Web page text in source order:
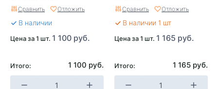
Сравнить Отложить
В наличии
Цена за 1 шт. 1 100 руб.
Итого: 1 100 руб.
Сравнить Отложить
В наличии 1 шт
Цена за 1 шт. 1 165 руб.
Итого: 1 165 руб.